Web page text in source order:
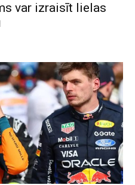
var izraisīt lielas